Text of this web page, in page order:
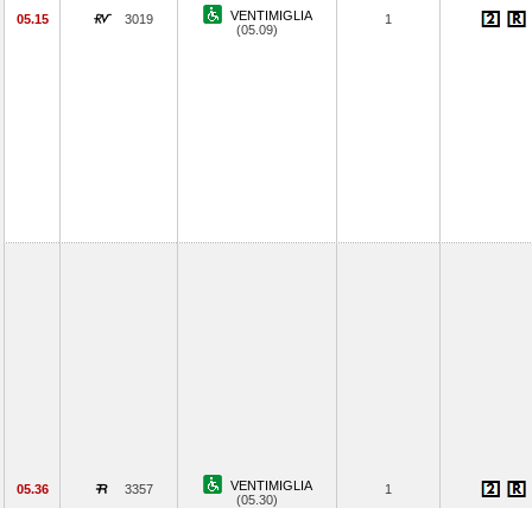
05.15 3019
VENTIMIGLIA
(05.09)
1
05.36 3357
VENTIMIGLIA
(05.30)
1